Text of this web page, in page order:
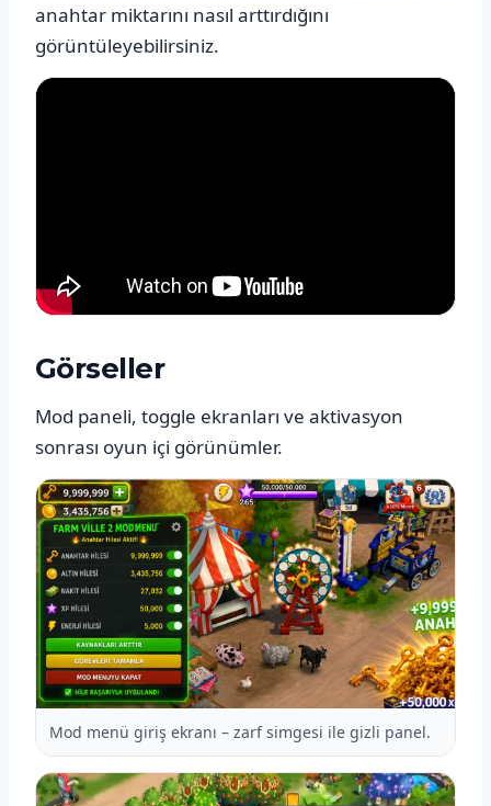
anahtar miktarını nasıl arttırdığını
görüntüleyebilirsiniz.
Görseller
Mod paneli, toggle ekranları ve aktivasyon
sonrası oyun içi görünümler.
Mod menü giriş ekranı – zarf simgesi ile gizli panel.